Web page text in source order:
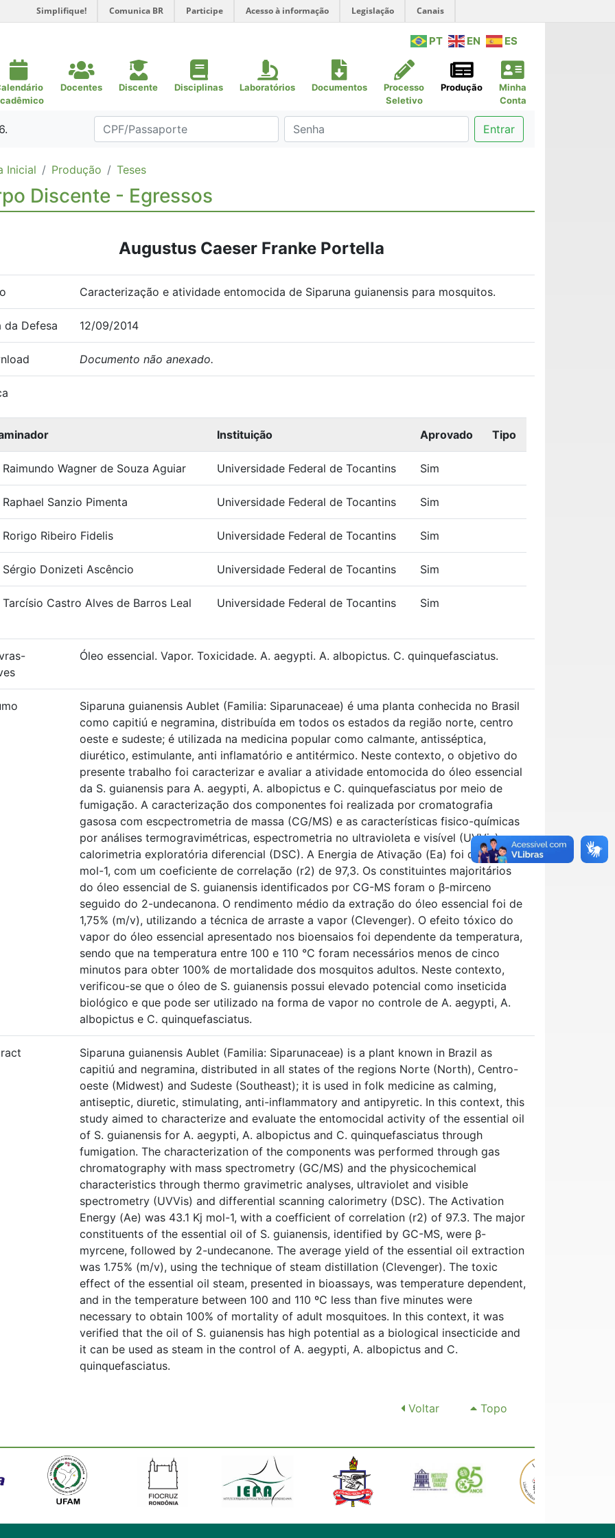
Simplifique! Comunica BR Participe Acesso à informação Legislação Canais
PT EN ES
Docentes Discente Disciplinas Laboratórios Documentos
Processo
Seletivo
Produção
Minha
Conta
Entrar
Inicial Produção Teses
Discente - Egressos
Augustus Caeser Franke Portella
Caracterização e atividade entomocida de Siparuna guianensis para mosquitos.
da Defesa 12/09/2014
Documento não anexado.
Instituição Aprovado Tipo
Raimundo Wagner de Souza Aguiar Universidade Federal de Tocantins Sim
Raphael Sanzio Pimenta Universidade Federal de Tocantins Sim
Rorigo Ribeiro Fidelis Universidade Federal de Tocantins Sim
Sérgio Donizeti Ascêncio Universidade Federal de Tocantins Sim
Tarcísio Castro Alves de Barros Leal Universidade Federal de Tocantins Sim
Óleo essencial. Vapor. Toxicidade. A. aegypti. A. albopictus. C. quinquefasciatus.
Siparuna guianensis Aublet (Familia: Siparunaceae) é uma planta conhecida no Brasil
como capitiú e negramina, distribuída em todos os estados da região norte, centro
oeste e sudeste; é utilizada na medicina popular como calmante, antisséptica,
diurético, estimulante, anti inflamatório e antitérmico. Neste contexto, o objetivo do
presente trabalho foi caracterizar e avaliar a atividade entomocida do óleo essencial
da S. guianensis para A. aegypti, A. albopictus e C. quinquefasciatus por meio de
fumigação. A caracterização dos componentes foi realizada por cromatografia
gasosa com escpectrometria de massa (CG/MS) e as características fisico-químicas
por análises termogravimétricas, espectrometria no ultravioleta e visível (UVVis) e
calorimetria exploratória diferencial (DSC). A Energia de Ativação (Ea) foi de 43,1 Kj
mol-1, com um coeficiente de correlação (r2) de 97,3. Os constituintes majoritários
do óleo essencial de S. guianensis identificados por CG-MS foram o β-mirceno
seguido do 2-undecanona. O rendimento médio da extração do óleo essencial foi de
1,75% (m/v), utilizando a técnica de arraste a vapor (Clevenger). O efeito tóxico do
vapor do óleo essencial apresentado nos bioensaios foi dependente da temperatura,
sendo que na temperatura entre 100 e 110 °C foram necessários menos de cinco
minutos para obter 100% de mortalidade dos mosquitos adultos. Neste contexto,
verificou-se que o óleo de S. guianensis possui elevado potencial como inseticida
biológico e que pode ser utilizado na forma de vapor no controle de A. aegypti, A.
albopictus e C. quinquefasciatus.
Siparuna guianensis Aublet (Familia: Siparunaceae) is a plant known in Brazil as
capitiú and negramina, distributed in all states of the regions Norte (North), Centro-
oeste (Midwest) and Sudeste (Southeast); it is used in folk medicine as calming,
antiseptic, diuretic, stimulating, anti-inflammatory and antipyretic. In this context, this
study aimed to characterize and evaluate the entomocidal activity of the essential oil
of S. guianensis for A. aegypti, A. albopictus and C. quinquefasciatus through
fumigation. The characterization of the components was performed through gas
chromatography with mass spectrometry (GC/MS) and the physicochemical
characteristics through thermo gravimetric analyses, ultraviolet and visible
spectrometry (UVVis) and differential scanning calorimetry (DSC). The Activation
Energy (Ae) was 43.1 Kj mol-1, with a coefficient of correlation (r2) of 97.3. The major
constituents of the essential oil of S. guianensis, identified by GC-MS, were β-
myrcene, followed by 2-undecanone. The average yield of the essential oil extraction
was 1.75% (m/v), using the technique of steam distillation (Clevenger). The toxic
effect of the essential oil steam, presented in bioassays, was temperature dependent,
and in the temperature between 100 and 110 ºC less than five minutes were
necessary to obtain 100% of mortality of adult mosquitoes. In this context, it was
verified that the oil of S. guianensis has high potential as a biological insecticide and
it can be used as steam in the control of A. aegypti, A. albopictus and C.
quinquefasciatus.
Voltar Topo